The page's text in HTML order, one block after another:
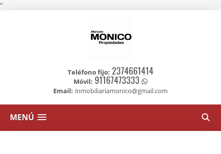
"
Teléfono fijo: 2374661414
Móvil: 91167473333
Email: inmobiliariamonico@gmail.com
MENÚ